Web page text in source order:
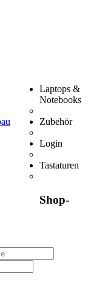
Laptops &
Notebooks
Zubehör
Login
Tastaturen
Shop-